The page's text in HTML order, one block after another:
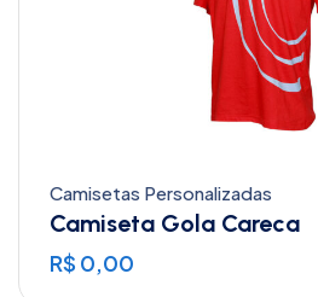
Camisetas Personalizadas
Camiseta Gola Careca
R$ 0,00